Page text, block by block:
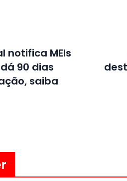
notifica MEIs
90 dias
saiba